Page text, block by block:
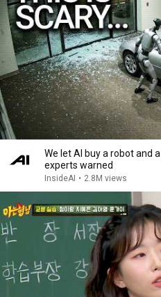
We let AI buy a robot and
experts warned
InsideAI • 2.8M views